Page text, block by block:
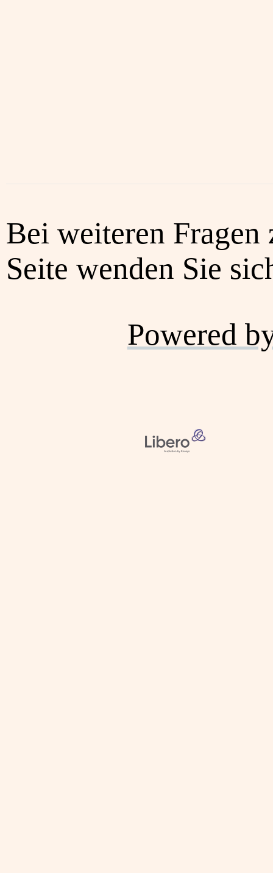
Bei weiteren Fragen
Seite wenden Sie
Powered